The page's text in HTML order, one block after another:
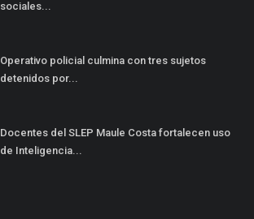
sociales...
Operativo policial culmina con tres sujetos
detenidos por...
Docentes del SLEP Maule Costa fortalecen uso
de Inteligencia...